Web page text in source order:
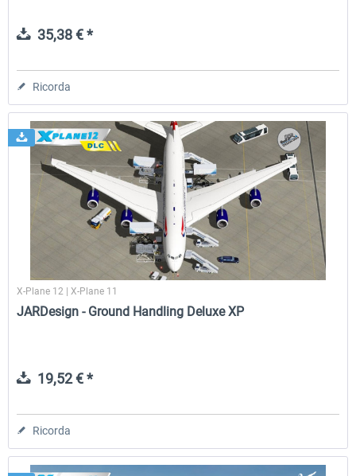
35,38 € *
Ricorda
X-Plane 12 | X-Plane 11
JARDesign - Ground Handling Deluxe XP
19,52 € *
Ricorda